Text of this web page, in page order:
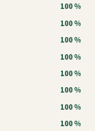
100 %
100 %
100 %
100 %
100 %
100 %
100 %
100 %